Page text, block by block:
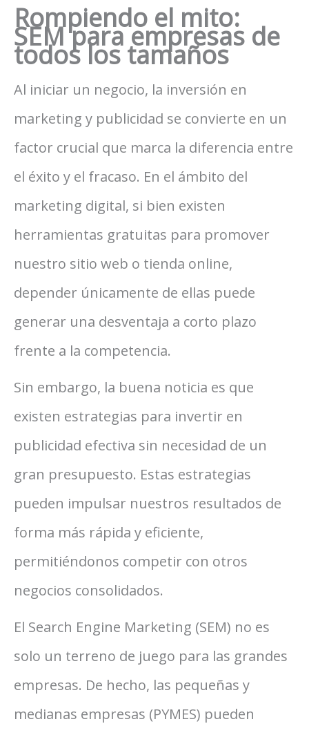
Rompiendo el mito:
SEM para empresas de
todos los tamaños
Al iniciar un negocio, la inversión en
marketing y publicidad se convierte en un
factor crucial que marca la diferencia entre
el éxito y el fracaso. En el ámbito del
marketing digital, si bien existen
herramientas gratuitas para promover
nuestro sitio web o tienda online,
depender únicamente de ellas puede
generar una desventaja a corto plazo
frente a la competencia.
Sin embargo, la buena noticia es que
existen estrategias para invertir en
publicidad efectiva sin necesidad de un
gran presupuesto. Estas estrategias
pueden impulsar nuestros resultados de
forma más rápida y eficiente,
permitiéndonos competir con otros
negocios consolidados.
El Search Engine Marketing (SEM) no es
solo un terreno de juego para las grandes
empresas. De hecho, las pequeñas y
medianas empresas (PYMES) pueden